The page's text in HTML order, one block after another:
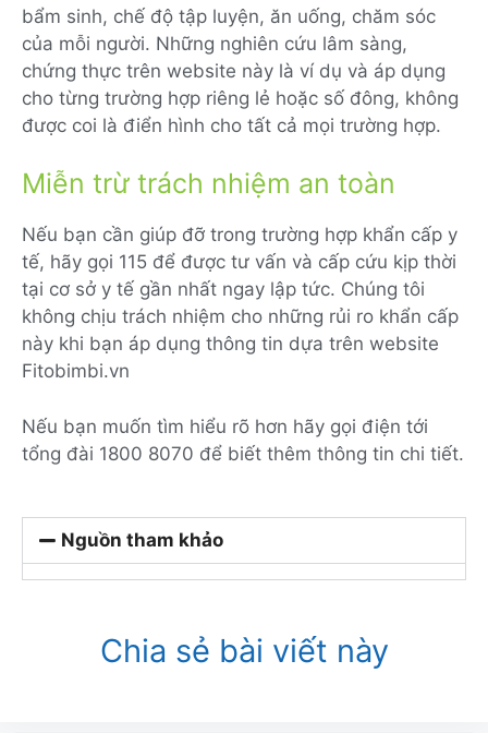
bẩm sinh, chế độ tập luyện, ăn uống, chăm sóc
của mỗi người. Những nghiên cứu lâm sàng,
chứng thực trên website này là ví dụ và áp dụng
cho từng trường hợp riêng lẻ hoặc số đông, không
được coi là điển hình cho tất cả mọi trường hợp.
Miễn trừ trách nhiệm an toàn
Nếu bạn cần giúp đỡ trong trường hợp khẩn cấp y
tế, hãy gọi 115 để được tư vấn và cấp cứu kịp thời
tại cơ sở y tế gần nhất ngay lập tức. Chúng tôi
không chịu trách nhiệm cho những rủi ro khẩn cấp
này khi bạn áp dụng thông tin dựa trên website
Fitobimbi.vn
Nếu bạn muốn tìm hiểu rõ hơn hãy gọi điện tới
tổng đài 1800 8070 để biết thêm thông tin chi tiết.
Nguồn tham khảo
Chia sẻ bài viết này